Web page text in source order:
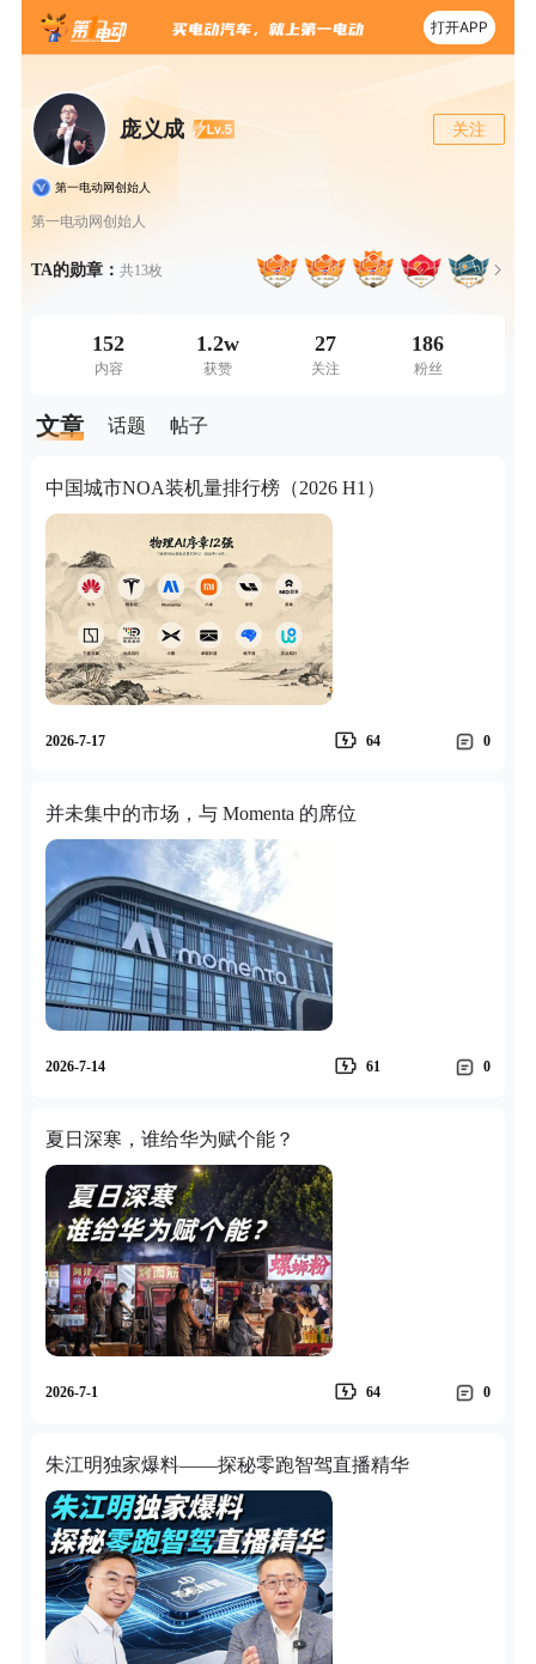
打开APP
庞义成 关注
第一电动网创始人
第一电动网创始人
TA的勋章： 共13枚
152
内容
1.2w
获赞
27
关注
186
粉丝
文章 话题 帖子
中国城市NOA装机量排行榜（2026 H1）
2026-7-17 64 0
并未集中的市场，与 Momenta 的席位
2026-7-14 61 0
夏日深寒，谁给华为赋个能？
2026-7-1 64 0
朱江明独家爆料——探秘零跑智驾直播精华